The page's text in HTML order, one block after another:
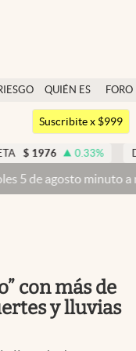
QUIÉN ES
QUIÉN
FORO
Argentina
México
Suscribite x $999
0.33 % DÓLAR MEP
minuto a minutoDólar
con más de
y lluvias